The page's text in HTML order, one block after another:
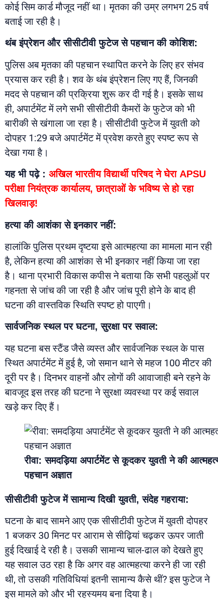
कोई सिम कार्ड मौजूद नहीं था। मृतका की उम्र लगभग 25 वर्ष
बताई जा रही है।
थंब इंप्रेशन और सीसीटीवी फुटेज से पहचान की कोशिश:
पुलिस अब मृतका की पहचान स्थापित करने के लिए हर संभव
प्रयास कर रही है। शव के थंब इंप्रेशन लिए गए हैं, जिनकी
मदद से पहचान की प्रक्रिया शुरू कर दी गई है। इसके साथ
ही, अपार्टमेंट में लगे सभी सीसीटीवी कैमरों के फुटेज को भी
बारीकी से खंगाला जा रहा है। सीसीटीवी फुटेज में युवती को
दोपहर 1:29 बजे अपार्टमेंट में प्रवेश करते हुए स्पष्ट रूप से
देखा गया है।
यह भी पढ़े : अखिल भारतीय विद्यार्थी परिषद ने घेरा APSU
परीक्षा नियंत्रक कार्यालय, छात्राओं के भविष्य से हो रहा
खिलवाड़!
हत्या की आशंका से इनकार नहीं:
हालांकि पुलिस प्रथम दृष्टया इसे आत्महत्या का मामला मान रही
है, लेकिन हत्या की आशंका से भी इनकार नहीं किया जा रहा
है। थाना प्रभारी विकास कपीस ने बताया कि सभी पहलुओं पर
गहनता से जांच की जा रही है और जांच पूरी होने के बाद ही
घटना की वास्तविक स्थिति स्पष्ट हो पाएगी।
सार्वजनिक स्थल पर घटना, सुरक्षा पर सवाल:
यह घटना बस स्टैंड जैसे व्यस्त और सार्वजनिक स्थल के पास
स्थित अपार्टमेंट में हुई है, जो समान थाने से महज 100 मीटर की
दूरी पर है। दिनभर वाहनों और लोगों की आवाजाही बने रहने के
बावजूद इस तरह की घटना ने सुरक्षा व्यवस्था पर कई सवाल
खड़े कर दिए हैं।
रीवा: समदड़िया अपार्टमेंट से कूदकर युवती ने की
पहचान अज्ञात
सीसीटीवी फुटेज में सामान्य दिखी युवती, संदेह गहराया:
घटना के बाद सामने आए एक सीसीटीवी फुटेज में युवती दोपहर
1 बजकर 30 मिनट पर आराम से सीढ़ियां चढ़कर ऊपर जाती
हुई दिखाई दे रही है। उसकी सामान्य चाल-ढाल को देखते हुए
यह सवाल उठ रहा है कि अगर वह आत्महत्या करने ही जा रही
थी, तो उसकी गतिविधियां इतनी सामान्य कैसे थीं? इस फुटेज ने
इस मामले को और भी रहस्यमय बना दिया है।